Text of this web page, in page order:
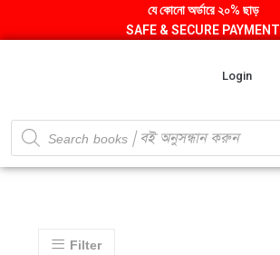
যে কোনো অর্ডারে ২০% ছাড়
SAFE & SECURE PAYMENT
Login
Filter